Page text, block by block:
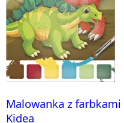
Malowanka z
Kidea